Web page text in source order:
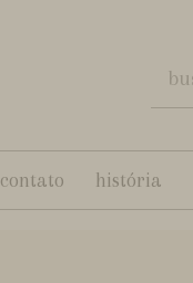
contato história